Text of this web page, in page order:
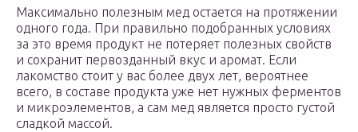
Максимально полезным мед остается на протяжении
одного года. При правильно подобранных условиях
за это время продукт не потеряет полезных свойств
и сохранит первозданный вкус и аромат. Если
лакомство стоит у вас более двух лет, вероятнее
всего, в составе продукта уже нет нужных ферментов
и микроэлементов, а сам мед является просто густой
сладкой массой.